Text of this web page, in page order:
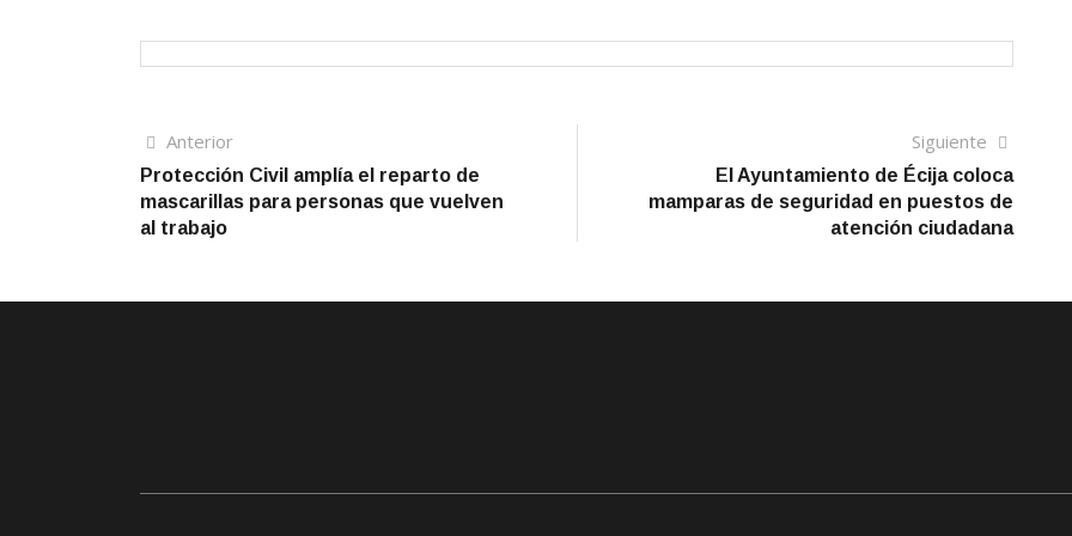
Navegación
de
entradas
AnteriorArtículo
anterior
Protección Civil amplía el reparto de
mascarillas para personas que vuelven
al trabajo
Siguiente
artículo
El Ayuntamiento de Écija coloca
mamparas de seguridad en puestos de
atención ciudadana